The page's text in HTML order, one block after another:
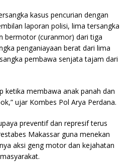
kasus pencurian dengan
laporan polisi, lima tersangka
bermotor (curanmor) dari tiga
penganiayaan berat dari lima
pembawa senjata tajam dari
ketika membawa anak panah dan
ujar Kombes Pol Arya Perdana.
preventif dan represif terus
Makassar guna menekan
aksi geng motor dan kejahatan